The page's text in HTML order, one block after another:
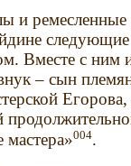
и ремесленные
Вместе с ним
– сын
004.